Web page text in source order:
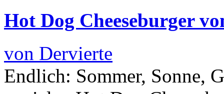
Hot Dog Cheeseburger
von Dervierte
Endlich: Sommer, Sonne,